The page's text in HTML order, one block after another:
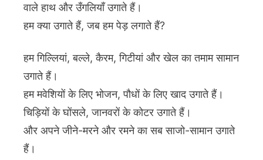
वाले हाथ और उँगलियाँ उगाते हैं।
हम क्या उगाते हैं, जब हम पेड़ लगाते हैं?
हम गिल्लियां, बल्ले, कैरम, गिटीयां और खेल का तमाम सामान
उगाते हैं।
हम मवेशियों के लिए भोजन, पौधों के लिए खाद उगाते हैं।
चिड़ियों के घोंसले, जानवरों के कोटर उगाते हैं।
और अपने जीने-मरने और रमने का सब साजो-सामान उगाते
हैं।